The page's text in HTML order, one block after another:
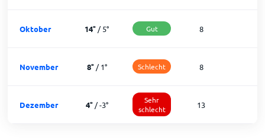
Oktober 14° /5° Gut 8
November 8°/1° Schlecht 8
Dezember 4°/-3°
Sehr
schlecht
13